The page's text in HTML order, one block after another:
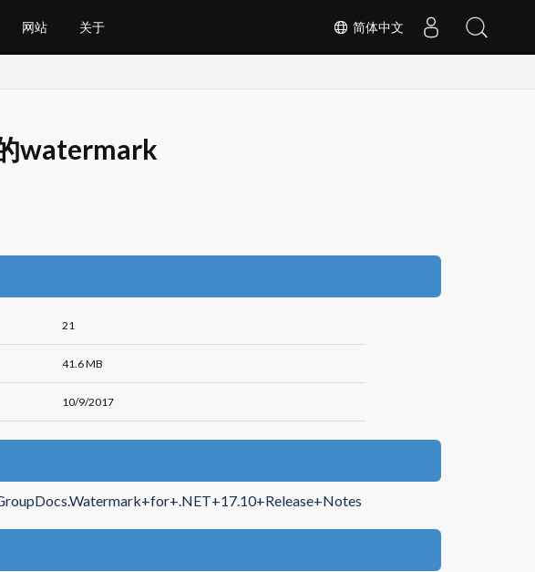
简体中文
网站 关于
watermark
21
41.6 MB
10/9/2017